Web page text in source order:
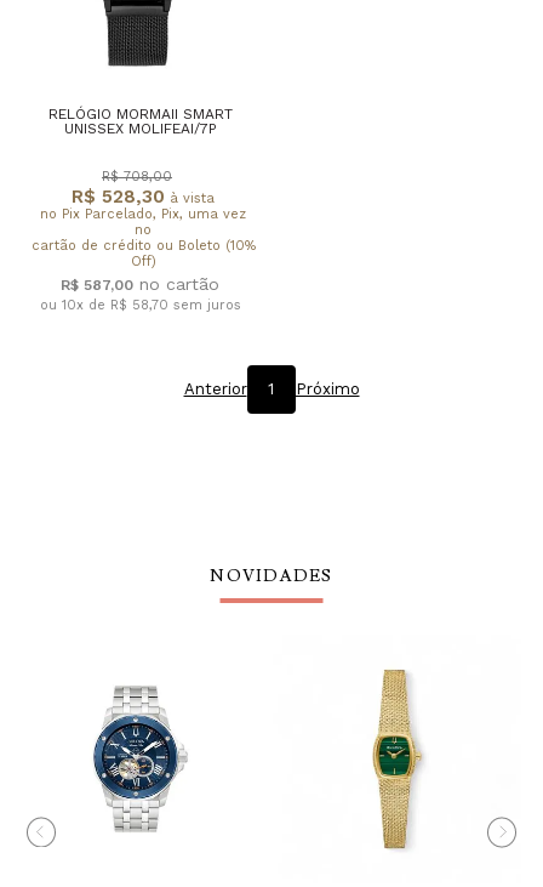
RELÓGIO MORMAII SMART
UNISSEX MOLIFEAI/7P
R$ 528,30 à vista
no Pix Parcelado, Pix, uma vez
no
cartão de crédito ou Boleto (10%
Off)
R$ 708,00
R$ 587,00
ou 10x de R$ 58,70 sem juros
Anterior 1 Próximo
NOVIDADES